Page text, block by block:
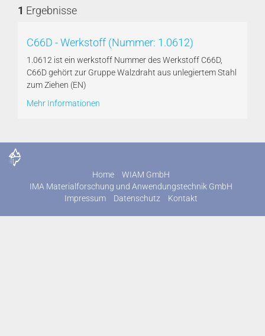
1 Ergebnisse
C66D - Werkstoff (Nummer: 1.0612)
1.0612 ist ein werkstoff Nummer des Werkstoff C66D,
C66D gehört zur Gruppe Walzdraht aus unlegiertem Stahl
zum Ziehen (EN)
Mehr Informationen
Home
WIAM GmbH
IMA Materialforschung und Anwendungstechnik GmbH
Impressum
Datenschutz Kontakt